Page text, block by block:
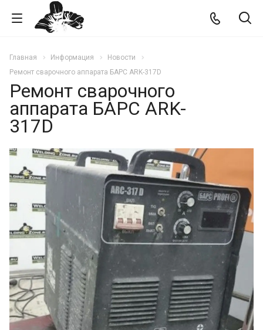
Главная Информация
Новости
Ремонт сварочного аппарата БАРС ARK-317D
Ремонт сварочного
аппарата БАРС ARK-
317D